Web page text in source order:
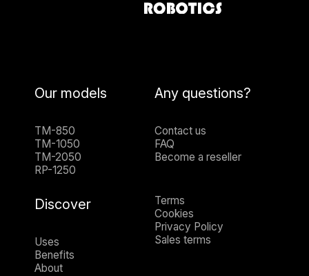
Our models
TM-850
TM-1050
TM-2050
RP-1250
Any questions?
Contact us
FAQ
Become a reseller
Discover
Uses
Benefits
About
Terms
Cookies
Privacy Policy
Sales terms